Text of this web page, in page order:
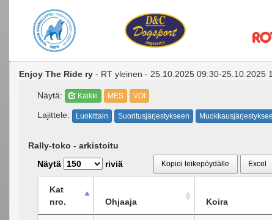
Enjoy The Ride ry - RT yleinen - 25.10.2025 09:30-25.10.2025
Näytä: Kaikki MES VOI
Lajittele: Luokittain Suoritusjärjestykseen
Rally-toko - arkistoitu
Näytä
riviä Kopioi leikepöydälle Excel
Kat
nro.
Ohjaaja Koira